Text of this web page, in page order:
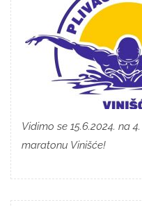
Vidimo se 15.6.2024. na
maratonu Vinišće!